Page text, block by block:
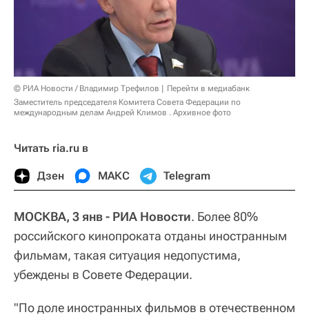
© РИА Новости / Владимир Трефилов
Перейти в медиабанк
Заместитель председателя Комитета Совета Федерации по
международным делам Андрей Климов . Архивное фото
Читать ria.ru в
Дзен МАКС Telegram
МОСКВА, 3 янв - РИА Новости. Более 80%
российского кинопроката отданы иностранным
фильмам, такая ситуация недопустима,
убеждены в Совете Федерации.
"По доле иностранных фильмов в отечественном